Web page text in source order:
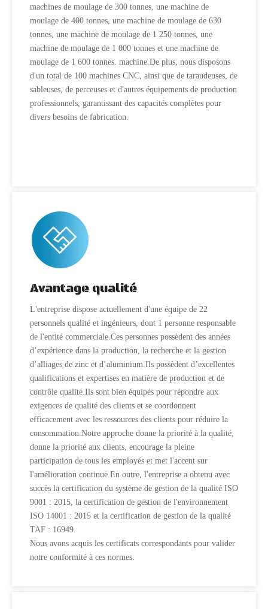
machines de moulage de 300 tonnes, une machine de
moulage de 400 tonnes, une machine de moulage de 630
tonnes, une machine de moulage de 1 250 tonnes, une
machine de moulage de 1 000 tonnes et une machine de
moulage de 1 600 tonnes. machine.De plus, nous disposons
d'un total de 100 machines CNC, ainsi que de taraudeuses, de
sableuses, de perceuses et d'autres équipements de production
professionnels, garantissant des capacités complètes pour
divers besoins de fabrication.
Avantage qualité
L'entreprise dispose actuellement d'une équipe de 22
personnels qualité et ingénieurs, dont 1 personne responsable
de l'entité commerciale.Ces personnes possèdent des années
d’expérience dans la production, la recherche et la gestion
d’alliages de zinc et d’aluminium.Ils possèdent d’excellentes
qualifications et expertises en matière de production et de
contrôle qualité.Ils sont bien équipés pour répondre aux
exigences de qualité des clients et se coordonnent
efficacement avec les ressources des clients pour réduire la
consommation.Notre approche donne la priorité à la qualité,
donne la priorité aux clients, encourage la pleine
participation de tous les employés et met l'accent sur
l'amélioration continue.En outre, l'entreprise a obtenu avec
succès la certification du système de gestion de la qualité ISO
9001 : 2015, la certification de gestion de l'environnement
ISO 14001 : 2015 et la certification de gestion de la qualité
TAF : 16949.
Nous avons acquis les certificats correspondants pour valider
notre conformité à ces normes.